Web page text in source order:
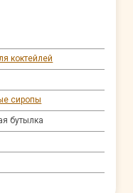
коктейлей
сиропы
бутылка